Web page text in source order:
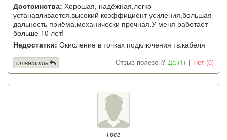
Достоинства: Хорошая, надёжная,легко
устанавливается,высокий коэффициент усиления,большая
дальность приёма,механически прочная.У меня работает
больше 10 лет!
Недостатки: Окисление в точках подключения тв.кабеля
Отзыв полезен? Да (1) | Нет (0)
ответить
Грег